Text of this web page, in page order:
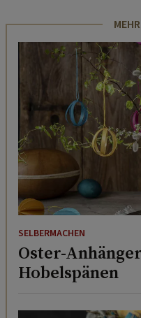
SELBERMACHEN
Oster-
Hobelspänen